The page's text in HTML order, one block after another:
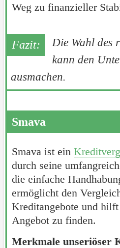
Weg zu finanzieller
Die Wahl des
kann den
ausmachen.
Smava
Smava ist ein
durch seine
die einfache
ermöglicht den
Kreditangebote und hilft
Angebot zu finden.
Merkmale unseriöser